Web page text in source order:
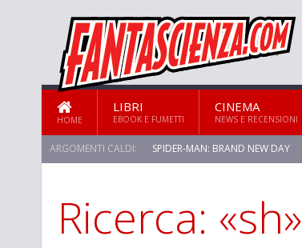
HOME
LIBRI
EBOOK E FUMETTI
CINEMA
NEWS E RECENSIONI
ARGOMENTI CALDI: SPIDER-MAN: BRAND NEW DAY
STAR TREK: STRANGE NEW WORLDS
Ricerca: «sh»